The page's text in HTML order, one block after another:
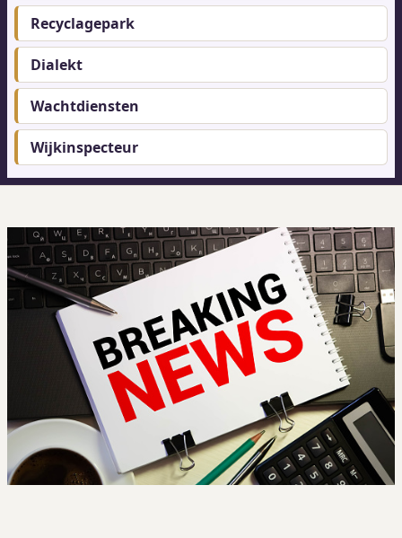
Recyclagepark
Dialekt
Wachtdiensten
Wijkinspecteur